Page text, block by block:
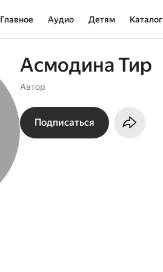
Главное Аудио Детям Каталог
Асмодина Тир
Автор
Подписаться